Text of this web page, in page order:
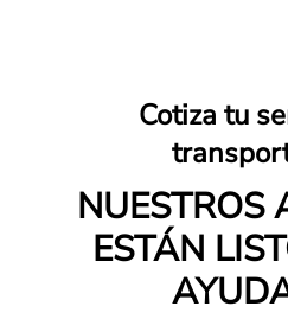
Cotiza tu
NUESTROS
ESTÁN